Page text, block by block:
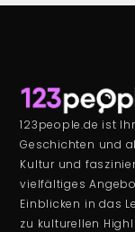
123people.de ist
Geschichten und
Kultur und
vielfältiges
Einblicken in das
zu kulturellen